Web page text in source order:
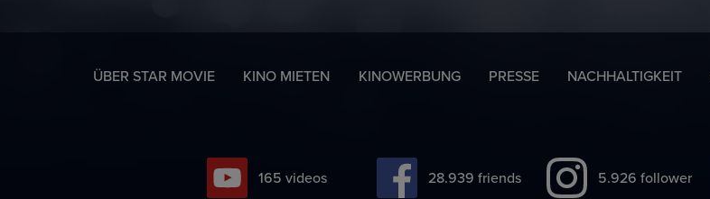
ÜBER STAR MOVIE KINO MIETEN KINOWERBUNG PRESSE NACHHALTIGKEIT
202 videos 35.476friends 7.264follower